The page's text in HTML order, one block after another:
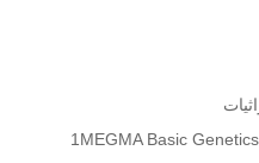
1MEGMA Basic